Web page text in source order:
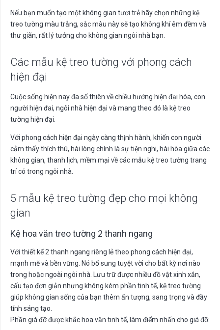
Nếu bạn muốn tạo một không gian tươi trẻ hãy chọn những kệ
treo tường màu trắng, sắc màu này sẽ tạo không khí êm đềm và
thư giãn, rất lý tưởng cho không gian ngôi nhà bạn.
Các mẫu kệ treo tường với phong cách
hiện đại
Cuộc sống hiện nay đa số thiên về chiều hướng hiện đại hóa, con
người hiện đai, ngôi nhà hiện đại và mang theo đó là kệ treo
tường hiện đại.
Với phong cách hiện đại ngày càng thịnh hành, khiến con người
cảm thấy thích thú, hài lòng chính là sự tiện nghi, hài hòa giữa các
không gian, thanh lịch, mềm mại về các mẫu kệ treo tường trang
trí có trong ngôi nhà.
5 mẫu kệ treo tường đẹp cho mọi không
gian
Kệ hoa văn treo tường 2 thanh ngang
Với thiết kế 2 thanh ngang riêng lẻ theo phong cách hiện đại,
mạnh mẽ và bền vững. Nó bổ sung tuyệt vời cho bất kỳ nơi nào
trong hoặc ngoài ngôi nhà. Lưu trữ được nhiều đồ vật xinh xắn,
cấu tạo đơn giản nhưng không kém phần tinh tế, kệ treo tường
giúp không gian sống của bạn thêm ấn tượng, sang trọng và đầy
tính sáng tạo.
Phần giá đỡ được khắc hoa văn tinh tế, làm điểm nhấn cho giá đỡ.